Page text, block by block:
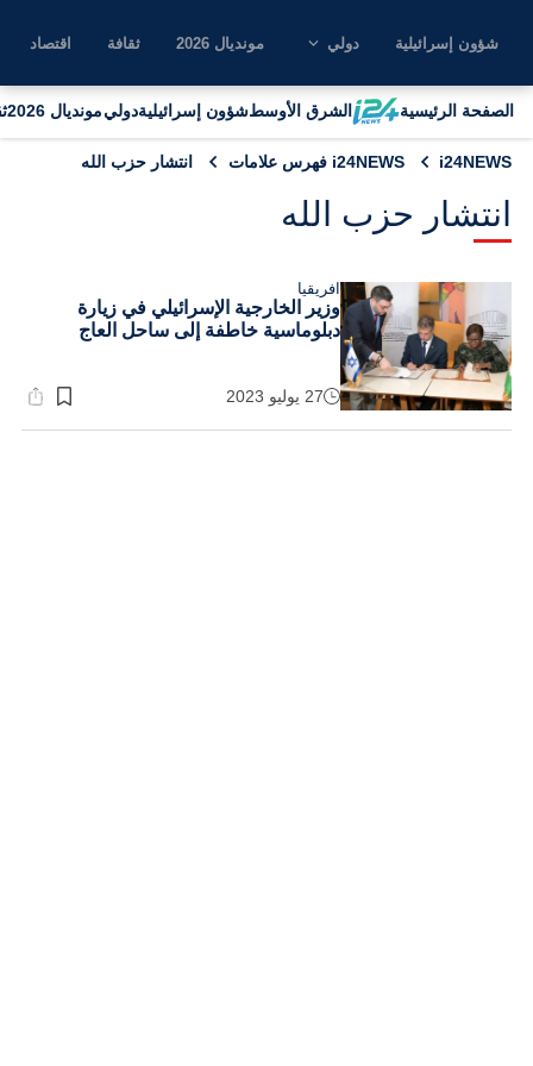
شؤون إسرائيلية دولي مونديال 2026 ثقافة اقتصاد
الصفحة الرئيسية الشرق الأوسطشؤون إسرائيليةدوليمونديال 2026
i24NEWS i24NEWS فهرس علامات انتشار حزب الله
انتشار حزب الله
افريقيا
وزير الخارجية الإسرائيلي في زيارة
دبلوماسية خاطفة إلى ساحل العاج
وقت
27 يوليو 2023